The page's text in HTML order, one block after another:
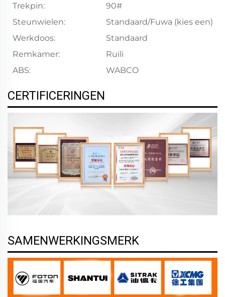
Trekpin:
90#
Steunwielen:
Standaard/Fuwa (kies een)
Werkdoos:
Standaard
Remkamer:
Ruili
ABS:
WABCO
CERTIFICERINGEN
SAMENWERKINGSMERK